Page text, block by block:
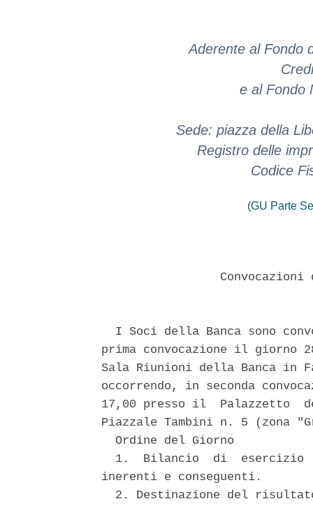
Aderente al Fondo
e al Fondo
Sede: piazza della
Registro delle
Codice
(GU Parte
I Soci della Banca sono
prima convocazione il giorno
Sala Riunioni della Banca in
occorrendo, in seconda
17,00 presso il  Palazzetto
Piazzale Tambini n. 5 (zona
  Ordine del Giorno
1.  Bilancio  di  esercizio
inerenti e conseguenti.
2. Destinazione del